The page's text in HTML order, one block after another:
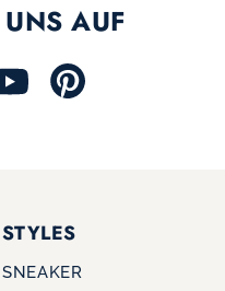
AUF
STYLES
SNEAKER